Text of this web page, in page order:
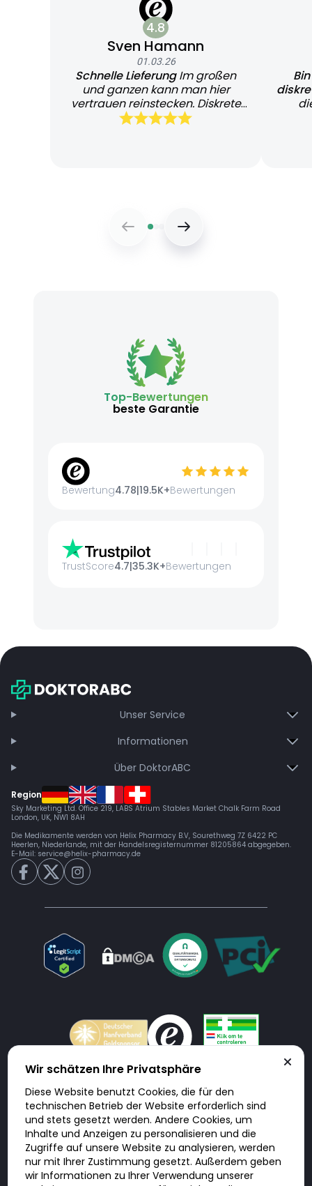
4.8
Sven Hamann
01.03.26
Schnelle LieferungIm großen
und ganzen kann man hier
vertrauen reinstecken. Diskrete
und schnelle Lieferung
Top-Bewertungen
beste Garantie
Bewertung4.78|19.5K+Bewertungen
TrustScore4.7|35.3K+Bewertungen
Unser Service
Informationen
Über DoktorABC
Region
Sky Marketing Ltd. Office 219, LABS Atrium Stables Market Chalk Farm Road
London, UK, NW1 8AH
Die Medikamente werden von Helix Pharmacy B.V, Sourethweg 7Z 6422 PC
Heerlen, Niederlande, mit der Handelsregisternummer 81205864 abgegeben.
E-Mail: service@helix-pharmacy.de
Doktorabc.com ist eine Vermittlungsplattform. Doktorabc ist ausdrücklich
keine Internetapotheke. Doktorabc bietet keine Medikamente oder
sonstige Produkte an oder liefert diese. Jegliche Informationen zu
Produkten, Medikamenten und Preisen auf der Internetseite beinhalten
kein Angebot von Doktorabc an Sie. Für die Einhaltung der in Ihrem Land
geltenden Gesetze und sonstigen Rechtsvorschriften sind Sie als Nutzer
selbst verantwortlich. Die Nutzung unseres Services auf Doktorabc durch
Sie erfolgt auf eigenes Risiko und in eigener Verantwortung. Sie erklären,
diese Internetseite aus eigener Initiative zu besuchen und zu nutzen.
Wir schätzen Ihre Privatsphäre
Diese Website benutzt Cookies, die für den
technischen Betrieb der Website erforderlich sind
und stets gesetzt werden. Andere Cookies, um
Inhalte und Anzeigen zu personalisieren und die
Zugriffe auf unsere Website zu analysieren, werden
nur mit Ihrer Zustimmung gesetzt. Außerdem geben
wir Informationen zu Ihrer Verwendung unserer